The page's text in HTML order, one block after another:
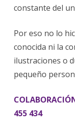
constante del
Por eso no lo
conocida ni la
ilustraciones o
pequeño
455 434